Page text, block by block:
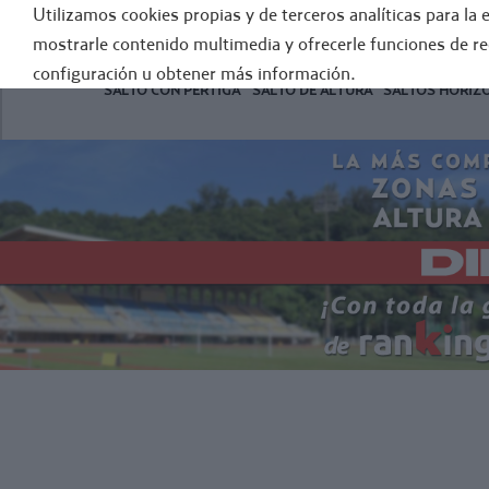
SALTO CON PÉRTIGA SALTO DE ALTURA SALTOS
Utilizamos cookies propias y de terceros analíticas para
mostrarle contenido multimedia y ofrecerle funciones de
configuración u obtener más información.